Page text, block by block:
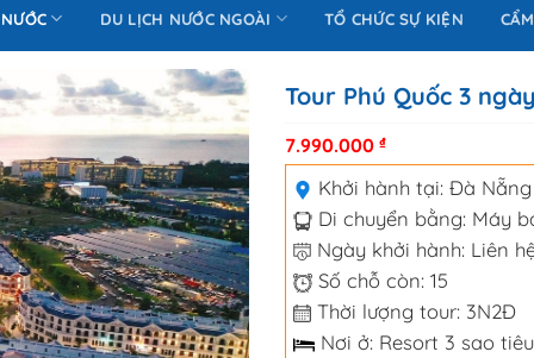
DU LỊCH NƯỚC NGOÀI TỔ CHỨC SỰ KIỆN
Tour Phú Quốc 3
7.990.000 ₫
Khởi hành tại: Đà Nẵng
Di chuyển bằng: Máy
Ngày khởi hành: Liên
Số chỗ còn: 15
Thời lượng tour: 3N2Đ
Nơi ở: Resort 3 sao